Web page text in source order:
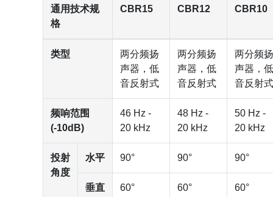
通用技术规
格
CBR15 CBR12 CBR10
类型
两分频扬
声器，低
音反射式
两分频扬
声器，低
音反射式
两分频扬
声器，低
音反射式
频响范围
(-10dB)
46 Hz -
20 kHz
48 Hz -
20 kHz
50 Hz -
20 kHz
投射
角度
水平 90° 90° 90°
垂直 60° 60° 60°